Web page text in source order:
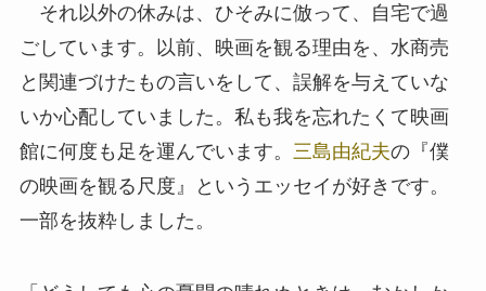
それ以外の休みは、ひそみに倣って、自宅で過
ごしています。以前、映画を観る理由を、水商売
と関連づけたもの言いをして、誤解を与えていな
いか心配していました。私も我を忘れたくて映画
館に何度も足を運んでいます。 三島由紀夫の『僕
の映画を観る尺度』というエッセイが好きです。
一部を抜粋しました。